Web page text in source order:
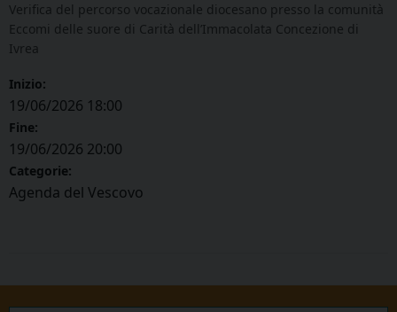
Verifica del percorso vocazionale diocesano presso la comunità
Eccomi delle suore di Carità dell’Immacolata Concezione di
Ivrea
Inizio:
19/06/2026 18:00
Fine:
19/06/2026 20:00
Categorie:
Agenda del Vescovo